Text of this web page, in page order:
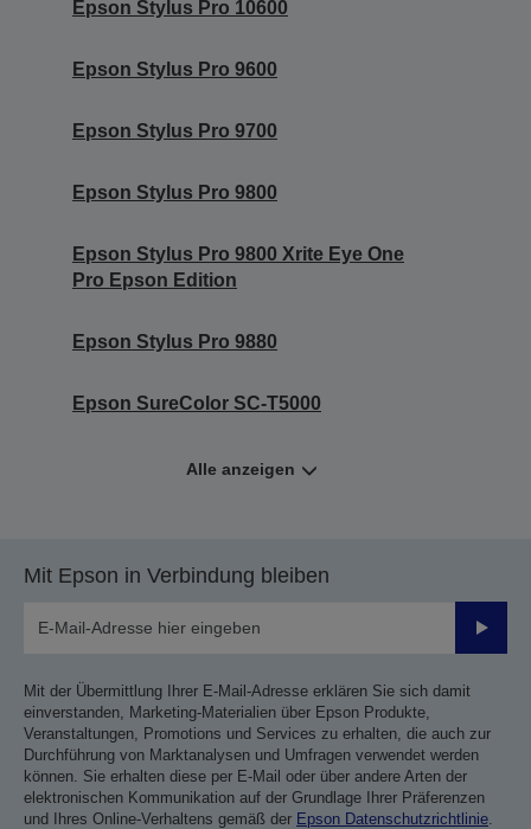
Epson Stylus Pro 10600
Epson Stylus Pro 9600
Epson Stylus Pro 9700
Epson Stylus Pro 9800
Epson Stylus Pro 9800 Xrite Eye One
Pro Epson Edition
Epson Stylus Pro 9880
Epson SureColor SC-T5000
Alle anzeigen
Mit Epson in Verbindung bleiben
Mit der Übermittlung Ihrer E-Mail-Adresse erklären Sie sich damit
einverstanden, Marketing-Materialien über Epson Produkte,
Veranstaltungen, Promotions und Services zu erhalten, die auch zur
Durchführung von Marktanalysen und Umfragen verwendet werden
können. Sie erhalten diese per E-Mail oder über andere Arten der
elektronischen Kommunikation auf der Grundlage Ihrer Präferenzen
und Ihres Online-Verhaltens gemäß der Epson Datenschutzrichtlinie